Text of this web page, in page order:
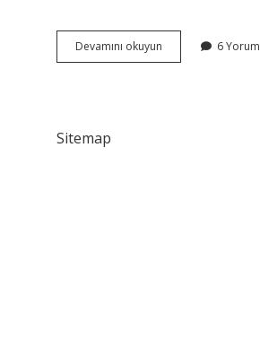
Devamını okuyun
Ağaç
6 Yorum
Sitemap